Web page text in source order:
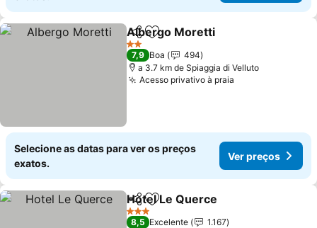
PartilharAdicionar aos favoritos
Albergo Moretti
2 Estrelas
7,9 Boa
494
a 3.7 km de Spiaggia di Velluto
Acesso privativo à praia
Selecione as datas para ver os preços
exatos.
Ver preços
PartilharAdicionar aos favoritos
Hotel Le Querce
3 Estrelas
8,5 Excelente
1.167